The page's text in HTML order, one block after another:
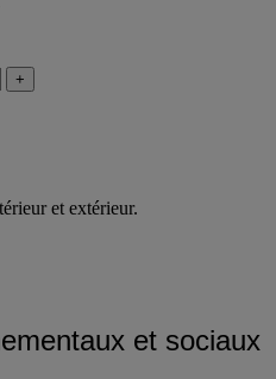
+
et extérieur.
et sociaux